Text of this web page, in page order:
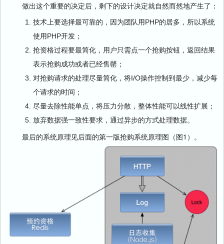
做出这个重要的决定后，剩下的设计决定就自然而然地产生了：
技术上要选择最可靠的，因为团队用PHP的居多，所以系统
使用PHP开发；
抢资格过程要最简化，用户只需点一个抢购按钮，返回结果
表示抢购成功或者已经售罄；
对抢购请求的处理尽量简化，将I/O操作控制到最少，减少每
个请求的时间；
尽量去除性能单点，将压力分散，整体性能可以线性扩展；
放弃数据强一致性要求，通过异步的方式处理数据。
最后的系统原理见后面的第一版抢购系统原理图（图1）。